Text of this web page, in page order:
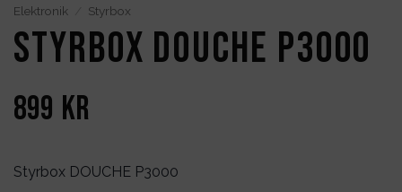
Elektronik
Styrbox
Styrbox DOUCHE P3000
899 kr
Styrbox DOUCHE P3000